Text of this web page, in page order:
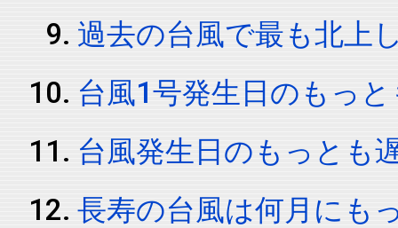
過去の台風で最も北上
台風1号発生日のもっ
台風発生日のもっとも
長寿の台風は何月にも